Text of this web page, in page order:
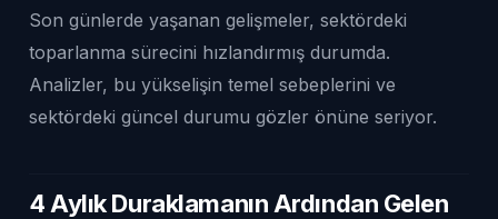
Son günlerde yaşanan gelişmeler, sektördeki
toparlanma sürecini hızlandırmış durumda.
Analizler, bu yükselişin temel sebeplerini ve
sektördeki güncel durumu gözler önüne seriyor.
4 Aylık Duraklamanın Ardından Gelen